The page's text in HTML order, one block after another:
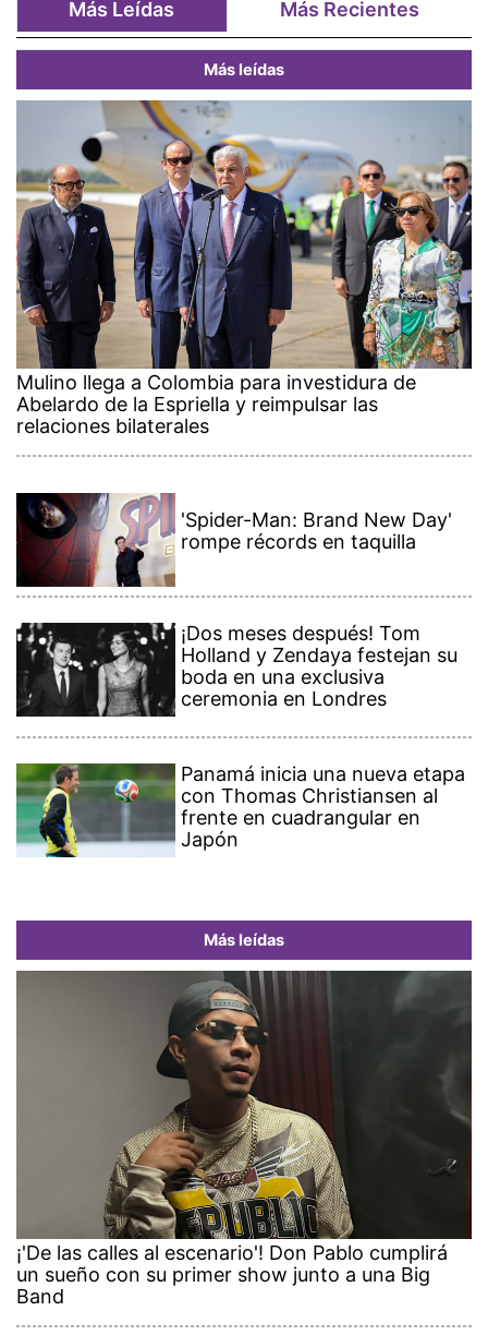
Más Leídas Más Recientes
Más leídas
Mulino llega a Colombia para investidura de
Abelardo de la Espriella y reimpulsar las
relaciones bilaterales
'Spider-Man: Brand New Day'
rompe récords en taquilla
¡Dos meses después! Tom
Holland y Zendaya festejan su
boda en una exclusiva
ceremonia en Londres
Panamá inicia una nueva etapa
con Thomas Christiansen al
frente en cuadrangular en
Japón
Más leídas
¡'De las calles al escenario'! Don Pablo cumplirá
un sueño con su primer show junto a una Big
Band